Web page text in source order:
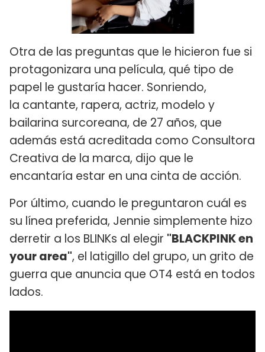
Otra de las preguntas que le hicieron fue si
protagonizara una película, qué tipo de
papel le gustaría hacer. Sonriendo,
la cantante, rapera, actriz, modelo y
bailarina surcoreana, de 27 años, que
además está acreditada como Consultora
Creativa de la marca, dijo que le
encantaría estar en una cinta de acción.
Por último, cuando le preguntaron cuál es
su línea preferida, Jennie simplemente hizo
derretir a los BLINKs al elegir "BLACKPINK en
your area", el latigillo del grupo, un grito de
guerra que anuncia que OT4 está en todos
lados.